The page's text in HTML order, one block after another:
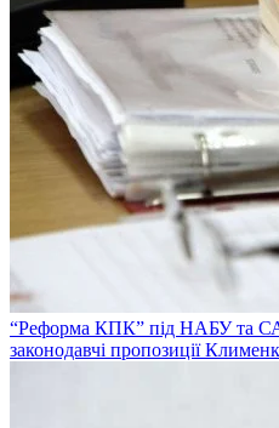
“Реформа КПК” під НАБУ та
законодавчі пропозиції